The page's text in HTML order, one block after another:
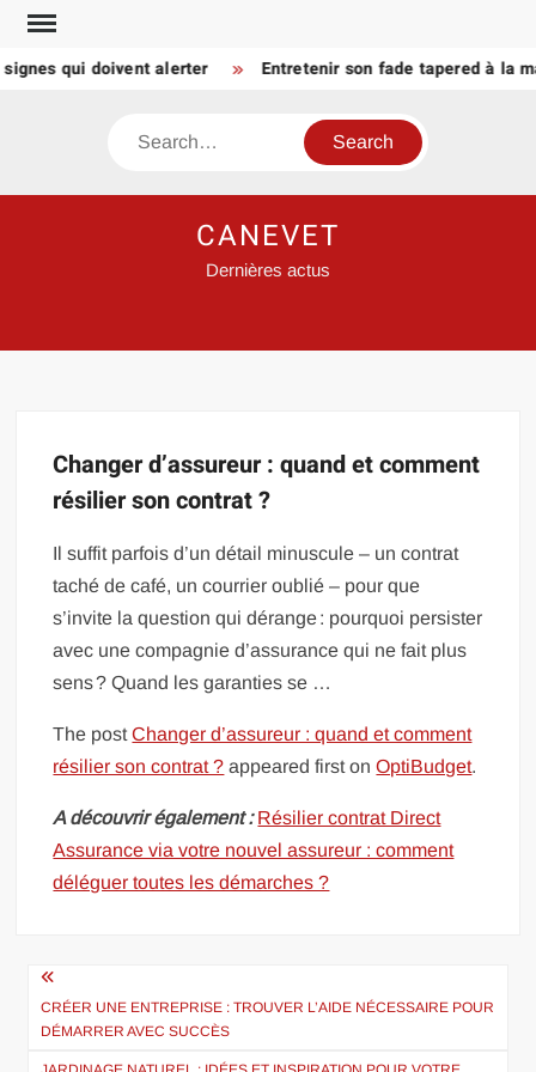
Skip
content qui doivent alerter Entretenir son fade tapered à la
Search
CANEVET
Dernières actus
Changer d’assureur : quand et comment
résilier son contrat ?
Il suffit parfois d’un détail minuscule – un contrat
taché de café, un courrier oublié – pour que
s’invite la question qui dérange : pourquoi persister
avec une compagnie d’assurance qui ne fait plus
sens ? Quand les garanties se …
The postChanger d’assureur : quand et comment
résilier son contrat ? appeared first onOptiBudget.
A découvrir également : Résilier contrat Direct
Assurance via votre nouvel assureur : comment
déléguer toutes les démarches ?
Navigation
de
l’article
CRÉER UNE ENTREPRISE : TROUVER L’AIDE NÉCESSAIRE POUR
DÉMARRER AVEC SUCCÈS